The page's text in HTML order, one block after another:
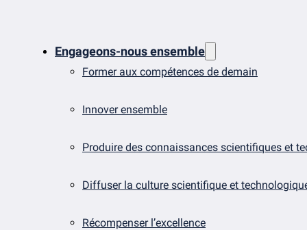
Engageons-nous ensemble
Former aux compétences de demain
Innover ensemble
Produire des connaissances scientifiques et
Diffuser la culture scientifique et
Récompenser l’excellence